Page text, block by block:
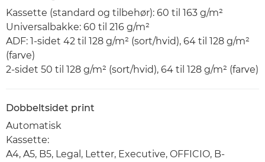
Kassette (standard og tilbehør): 60 til 163 g/m²
Universalbakke: 60 til 216 g/m²
ADF: 1-sidet 42 til 128 g/m² (sort/hvid), 64 til 128 g/m²
(farve)
2-sidet 50 til 128 g/m² (sort/hvid), 64 til 128 g/m² (farve)
Dobbeltsidet print
Automatisk
Kassette:
A4, A5, B5, Legal, Letter, Executive, OFFICIO, B-